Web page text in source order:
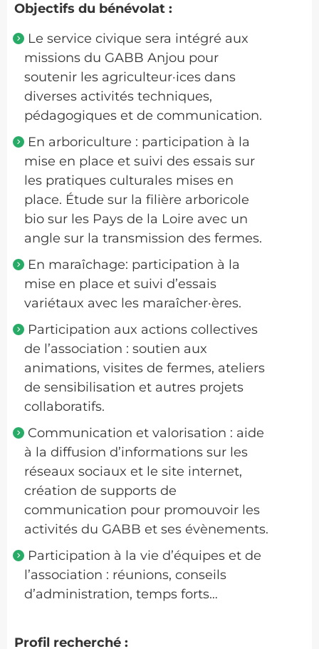
Objectifs du bénévolat :
Le service civique sera intégré aux
missions du GABB Anjou pour
soutenir les agriculteur·ices dans
diverses activités techniques,
pédagogiques et de communication.
En arboriculture : participation à la
mise en place et suivi des essais sur
les pratiques culturales mises en
place. Étude sur la filière arboricole
bio sur les Pays de la Loire avec un
angle sur la transmission des fermes.
En maraîchage: participation à la
mise en place et suivi d’essais
variétaux avec les maraîcher·ères.
Participation aux actions collectives
de l’association : soutien aux
animations, visites de fermes, ateliers
de sensibilisation et autres projets
collaboratifs.
Communication et valorisation : aide
à la diffusion d’informations sur les
réseaux sociaux et le site internet,
création de supports de
communication pour promouvoir les
activités du GABB et ses évènements.
Participation à la vie d’équipes et de
l’association : réunions, conseils
d’administration, temps forts…
Profil recherché :